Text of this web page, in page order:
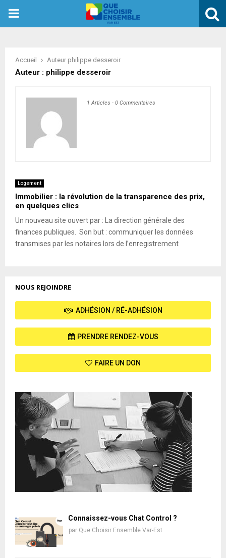
PRIMARY
Accueil Auteur philippe desseroir
Auteur : philippe desseroir
1 Articles - 0 Commentaires
Logement
Immobilier : la révolution de la transparence des prix,
en quelques clics
Un nouveau site ouvert par : La direction générale des
finances publiques. Son but : communiquer les données
transmises par les notaires lors de l’enregistrement
NOUS REJOINDRE
ADHÉSION / RÉ-ADHÉSION
PRENDRE RENDEZ-VOUS
FAIRE UN DON
Connaissez-vous Chat Control ?
par Que Choisir Ensemble Var-Est